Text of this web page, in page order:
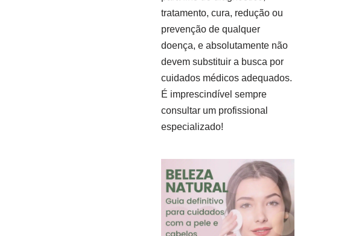
tratamento, cura, redução ou
prevenção de qualquer
doença, e absolutamente não
devem substituir a busca por
cuidados médicos adequados.
É imprescindível sempre
consultar um profissional
especializado!